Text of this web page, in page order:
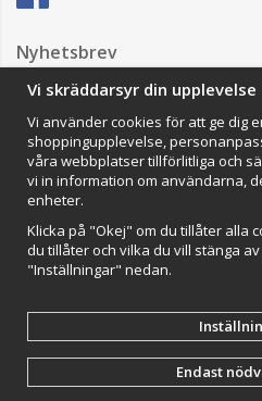
Nyhetsbrev
Impressum
VAMOS Commerce AB
Organisationsnummer: 559502-0453
Vi skräddarsyr din upplevelse
Vi använder cookies för att ge dig
shoppingupplevelse,
våra webbplatser tillförlitliga och
vi in information om användarna,
enheter.
Klicka på "Okej" om du tillåter alla
du tillåter och vilka du vill stänga
"Inställningar" nedan.
Endast